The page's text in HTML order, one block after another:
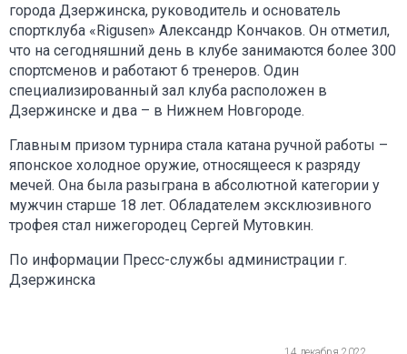
города Дзержинска, руководитель и основатель
спортклуба «Rigusen» Александр Кончаков. Он отметил,
что на сегодняшний день в клубе занимаются более 300
спортсменов и работают 6 тренеров. Один
специализированный зал клуба расположен в
Дзержинске и два – в Нижнем Новгороде.
Главным призом турнира стала катана ручной работы –
японское холодное оружие, относящееся к разряду
мечей. Она была разыграна в абсолютной категории у
мужчин старше 18 лет. Обладателем эксклюзивного
трофея стал нижегородец Сергей Мутовкин.
По информации Пресс-службы администрации г.
Дзержинска